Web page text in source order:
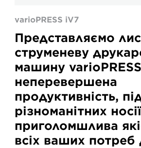
varioPRESS iV7
Представляємо
струменеву
машину
неперевершена
продуктивність,
різноманітних
приголомшлива
всіх ваших потреб